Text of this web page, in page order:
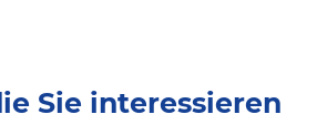
Sie interessieren